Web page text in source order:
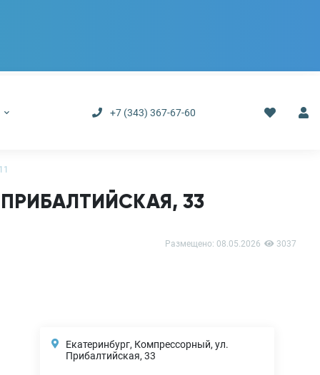
+7 (343) 367-67-60
ПРИБАЛТИЙСКАЯ, 33
Размещено: 08.05.2026 3037
Екатеринбург, Компрессорный, ул.
Прибалтийская, 33